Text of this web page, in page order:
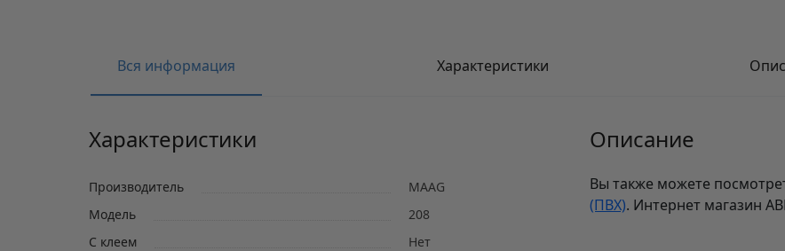
Вся информация Характеристики
Характеристики
Производитель
MAAG
Модель
208
С клеем
Нет
Описание
Вы также можете
(ПВХ). Интернет магазин